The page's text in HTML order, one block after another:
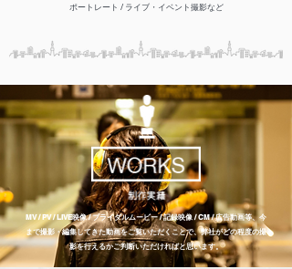
ポートレート / ライブ・イベント撮影など
MV / PV / LIVE映像 / ブライダルムービー / 記録映像 / CM /広告動画等、 今
まで撮影・編集してきた動画をご覧いただくことで、弊社がどの程度の撮
影を行えるかご判断いただければと思います。